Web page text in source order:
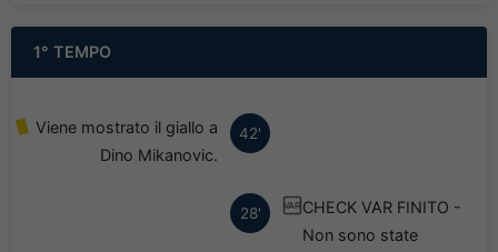
1° TEMPO
42'
Viene mostrato il giallo a
Dino Mikanovic.
28' VAR CHECK VAR FINITO -
Non sono state